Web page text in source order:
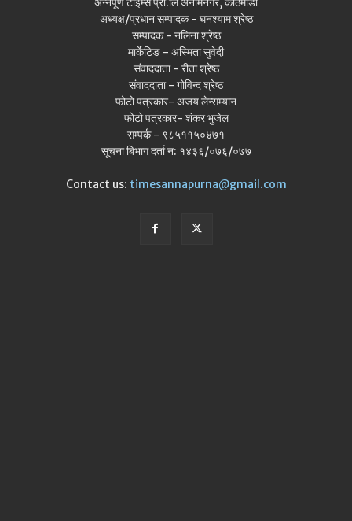
अध्यक्ष/प्रधान सम्पादक - घनश्याम श्रेष्ठ
सम्पादक - नलिना श्रेष्ठ
मार्केटिङ - अस्मिता सुवेदी
संवाददाता - रीता श्रेष्ठ
संवाददाता - गोविन्द श्रेष्ठ
फोटो पत्रकार- अजय लेन्सम्यान
फोटो पत्रकार- शंकर भुजेल
सम्पर्क - ९८५११५०४७१
सूचना बिभाग दर्ता न: १४३६/०७६/०७७
Contact us: timesannapurna@gmail.com